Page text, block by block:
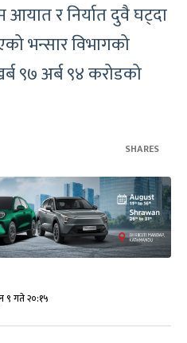
र निर्यात दुवै घट्दा
भन्सार विभागको
९७ अर्ब ९४ करोडको
SHARES
९ गते २०:१५